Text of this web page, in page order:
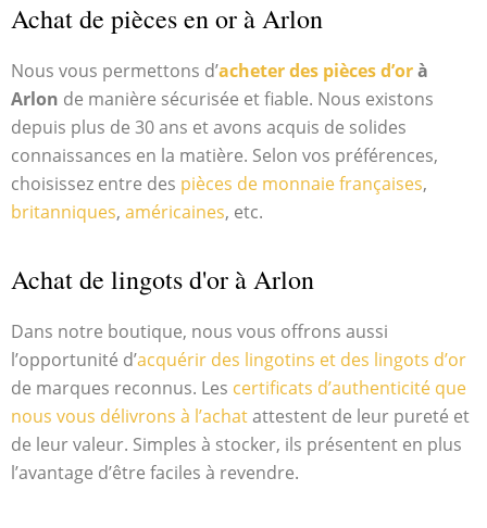
Achat de pièces en or à Arlon
Nous vous permettons d’acheter des pièces d’orà
Arlon de manière sécurisée et fiable. Nous existons
depuis plus de 30 ans et avons acquis de solides
connaissances en la matière. Selon vos préférences,
choisissez entre des pièces de monnaie françaises,
britanniques, américaines, etc.
Achat de lingots d'or à Arlon
Dans notre boutique, nous vous offrons aussi
l’opportunité d’acquérir des lingotins et des lingots d’or
de marques reconnus. Les certificats d’authenticité que
nous vous délivrons à l’achatattestent de leur pureté et
de leur valeur. Simples à stocker, ils présentent en plus
l’avantage d’être faciles à revendre.